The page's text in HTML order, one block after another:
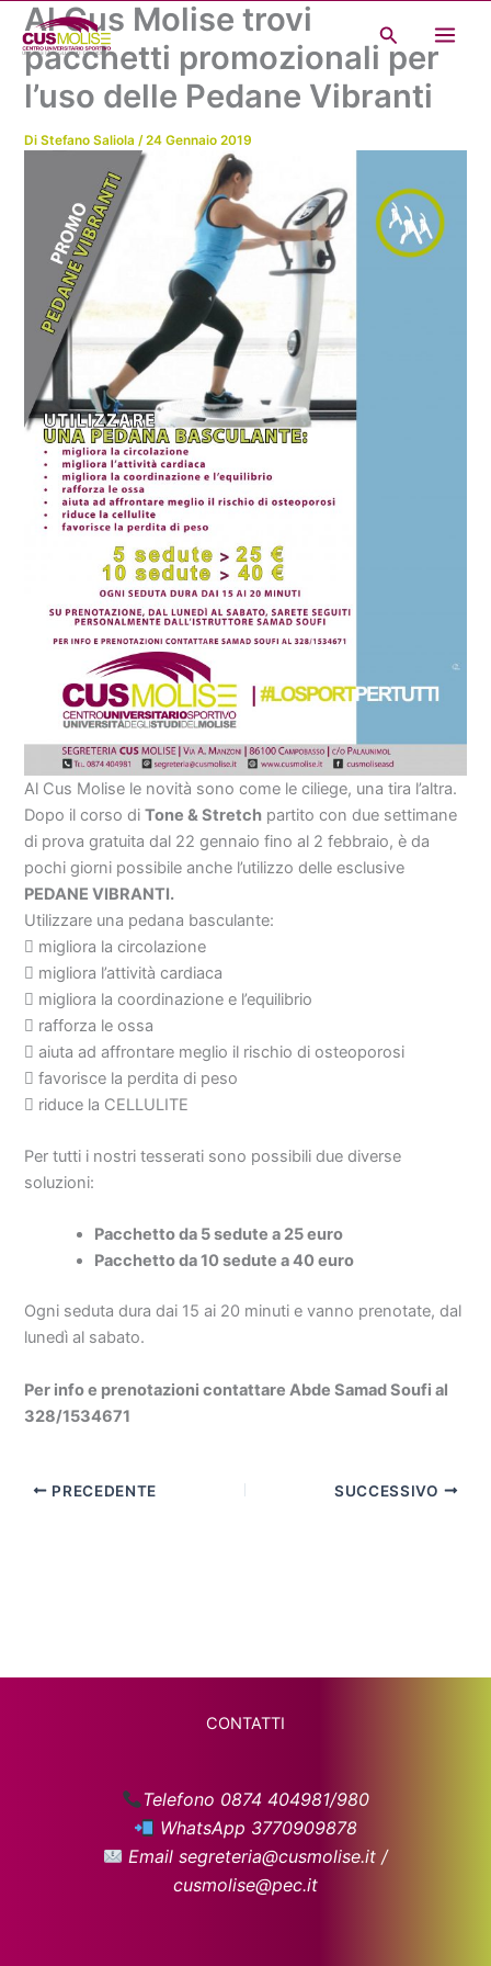
contenuto
Cerca
Al Cus Molise trovi
pacchetti promozionali per
l’uso delle Pedane Vibranti
DiStefano Saliola/24 Gennaio 2019
Al Cus Molise le novità sono come le ciliege, una tira l’altra.
Dopo il corso diTone & Stretch partito con due settimane
di prova gratuita dal 22 gennaio fino al 2 febbraio, è da
pochi giorni possibile anche l’utilizzo delle esclusive
PEDANE VIBRANTI.
Utilizzare una pedana basculante:
 migliora la circolazione
 migliora l’attività cardiaca
 migliora la coordinazione e l’equilibrio
 rafforza le ossa
 aiuta ad affrontare meglio il rischio di osteoporosi
 favorisce la perdita di peso
 riduce la CELLULITE
Per tutti i nostri tesserati sono possibili due diverse
soluzioni:
Pacchetto da 5 sedute a 25 euro
Pacchetto da 10 sedute a 40 euro
Ogni seduta dura dai 15 ai 20 minuti e vanno prenotate, dal
lunedì al sabato.
Per info e prenotazioni contattare Abde Samad Soufi al
328/1534671
PRECEDENTE SUCCESSIVO
CONTATTI
Telefono 0874 404981/980
WhatsApp 3770909878
Email segreteria@cusmolise.it /
cusmolise@pec.it